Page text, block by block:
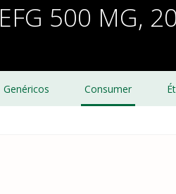
500 MG,
Genéricos Consumer